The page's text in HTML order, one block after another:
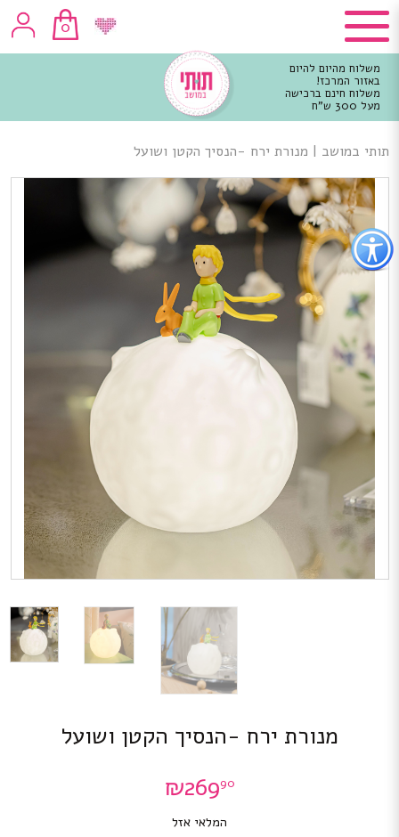
כפתור
לפתיחת
תפריט
נגישות
0
משלוח מהיום להיום
באזור המרכז!
משלוח חינם ברכישה
מעל 300 ש"ח
מרכזי
תותי במושב | מנורת ירח -הנסיך הקטן ושועל
מנורת ירח -הנסיך הקטן ושועל
₪26990
המלאי אזל